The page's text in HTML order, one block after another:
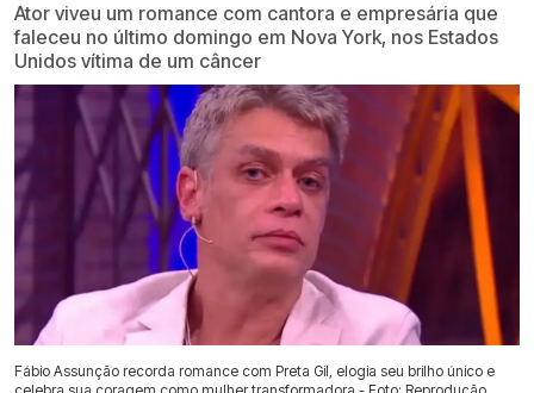
Ator viveu um romance com cantora e empresária que
faleceu no último domingo em Nova York, nos Estados
Unidos vítima de um câncer
Fábio Assunção recorda romance com Preta Gil, elogia seu brilho único e